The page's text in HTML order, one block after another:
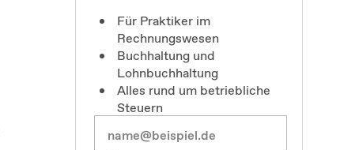
Für Praktiker im
Rechnungswesen
Buchhaltung und
Lohnbuchhaltung
Alles rund um betriebliche
Steuern